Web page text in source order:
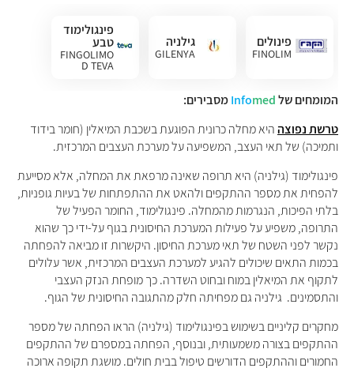
פינולים
FINOLIM
גילניה
GILENYA
פינגולימוד
טבע
FINGOLIMO
D TEVA
המומחים של Infomed
מסבירים:
טרשת נפוצההיא מחלה כרונית הפוגעת בשכבת המיאלין (חומר בידוד
ותמיכה) של תאי העצב, המשפיעה על מערכת העצבים המרכזית.
פינגולימוד (גילניה) היא תרופה שאינה מרפאת את המחלה, אלא מסייעת
להפחית את מספר ההתקפים ולהאט את ההתפתחות של בעיות גופניות,
בלתי הפיכות, הנגרמות מהמחלה. פינגולימוד, החומר הפעיל של
התרופה, משפיע על פעילות המערכת החיסונית בגוף על-ידי כך שהוא
נקשר לפני השטח של תאי מערכת החיסון. היקשרות זו מביאה להפחתה
בכמות התאים שיכולים להגיע למערכת העצבים המרכזית, אשר עלולים
לתקוף את המיאלין במוח ובחוט השדרה. כך מופחת הנזק העצבי
והתסמינים. גילניה גם מפחיתה חלק מהתגובה החיסונית של הגוף.
מחקרים קליניים בשימוש בפינגולימוד (גילניה) הראו הפחתה של מספר
ההתקפים בצורה משמעותית, ובנוסף, הפחתה במספרם של ההתקפים
החמורים וההתקפים הדורשים טיפול בבית חולים. מושגת תקופה ארוכה